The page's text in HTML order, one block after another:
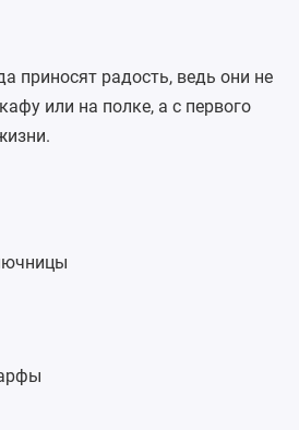
приносят радость, ведь они не
или на полке, а с первого